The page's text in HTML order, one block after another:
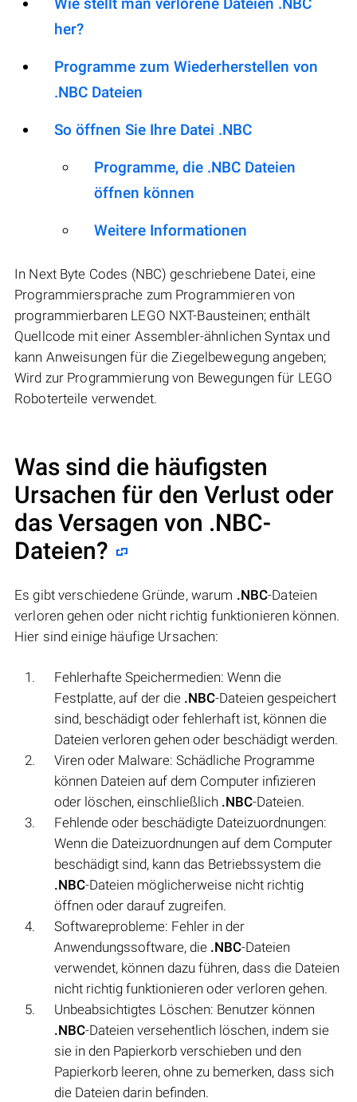
her?
Programme zum Wiederherstellen von
.NBC Dateien
So öffnen Sie Ihre Datei .NBC
Programme, die .NBC Dateien
öffnen können
Weitere Informationen
In Next Byte Codes (NBC) geschriebene Datei, eine
Programmiersprache zum Programmieren von
programmierbaren LEGO NXT-Bausteinen; enthält
Quellcode mit einer Assembler-ähnlichen Syntax und
kann Anweisungen für die Ziegelbewegung angeben;
Wird zur Programmierung von Bewegungen für LEGO
Roboterteile verwendet.
Was sind die häufigsten
Ursachen für den Verlust oder
das Versagen von .NBC-
Dateien?
Es gibt verschiedene Gründe, warum .NBC-Dateien
verloren gehen oder nicht richtig funktionieren können.
Hier sind einige häufige Ursachen:
Fehlerhafte Speichermedien: Wenn die
Festplatte, auf der die .NBC-Dateien gespeichert
sind, beschädigt oder fehlerhaft ist, können die
Dateien verloren gehen oder beschädigt werden.
Viren oder Malware: Schädliche Programme
können Dateien auf dem Computer infizieren
oder löschen, einschließlich .NBC-Dateien.
Fehlende oder beschädigte Dateizuordnungen:
Wenn die Dateizuordnungen auf dem Computer
beschädigt sind, kann das Betriebssystem die
.NBC-Dateien möglicherweise nicht richtig
öffnen oder darauf zugreifen.
Softwareprobleme: Fehler in der
Anwendungssoftware, die .NBC-Dateien
verwendet, können dazu führen, dass die Dateien
nicht richtig funktionieren oder verloren gehen.
Unbeabsichtigtes Löschen: Benutzer können
.NBC-Dateien versehentlich löschen, indem sie
sie in den Papierkorb verschieben und den
Papierkorb leeren, ohne zu bemerken, dass sich
die Dateien darin befinden.